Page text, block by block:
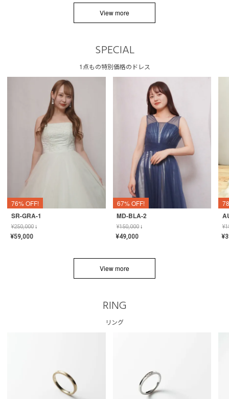
View more
SPECIAL
1点もの特別価格のドレス
76% OFF!
SR-GRA-1
¥250,000↓
¥59,000
67% OFF!
MD-BLA-2
¥150,000↓
¥49,000
¥
¥
View more
RING
リング